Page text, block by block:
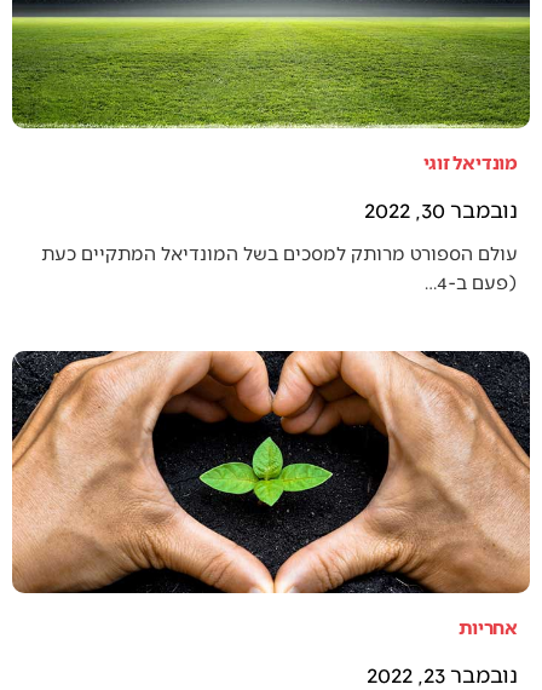
מונדיאל זוגי
נובמבר 30, 2022
עולם הספורט מרותק למסכים בשל המונדיאל המתקיים כעת
(פעם ב-4…
אחריות
נובמבר 23, 2022